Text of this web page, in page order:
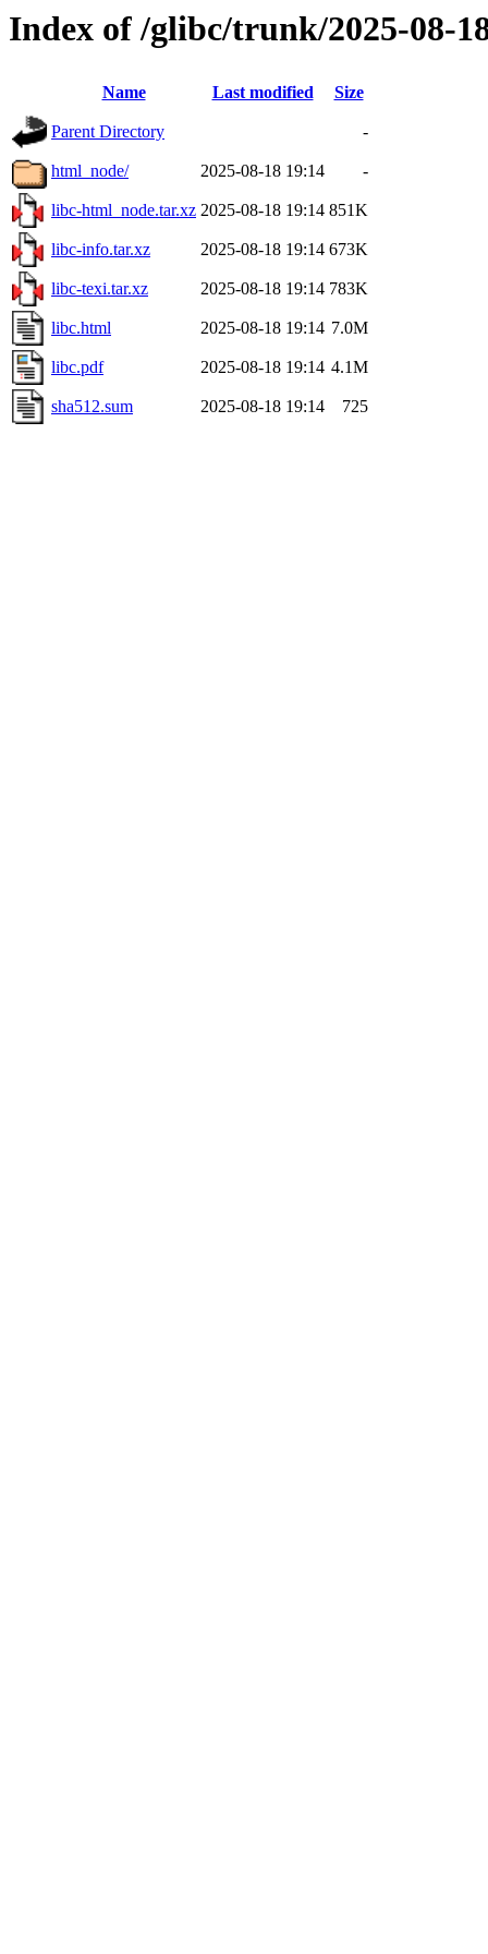
Index of /glibc/trunk/2025-08-
Name Last modified Size
Parent Directory -
html_node/ 2025-08-18 19:14 -
libc-html_node.tar.xz 2025-08-18 19:14 851K
libc-info.tar.xz 2025-08-18 19:14 673K
libc-texi.tar.xz 2025-08-18 19:14 783K
libc.html 2025-08-18 19:14 7.0M
libc.pdf 2025-08-18 19:14 4.1M
sha512.sum 2025-08-18 19:14 725